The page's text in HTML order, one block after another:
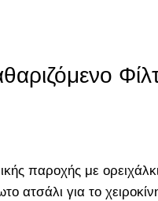
παροχής με
ατσάλι για το